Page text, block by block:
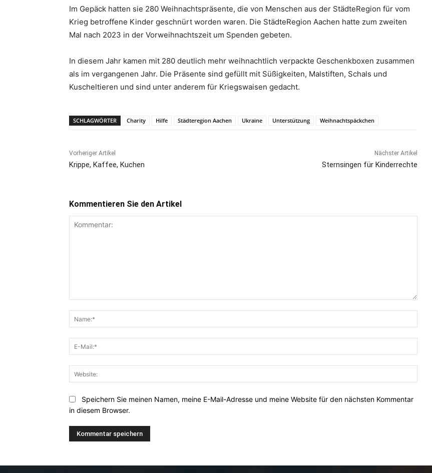
Im Gepäck hatten sie 280 Weihnachtspräsente, die von Menschen aus der StädteRegion für vom
Krieg betroffene Kinder geschnürt worden waren. Die StädteRegion Aachen hatte zum zweiten
Mal nach 2023 in der Vorweihnachtszeit um Spenden gebeten.
In diesem Jahr kamen mit 280 deutlich mehr weihnachtlich verpackte Geschenkboxen zusammen
als im vergangenen Jahr. Die Präsente sind gefüllt mit Süßigkeiten, Malstiften, Schals und
Kuscheltieren und sind unter anderem für Kriegswaisen gedacht.
SCHLAGWÖRTER Charity Hilfe Städteregion Aachen Ukraine Unterstützung Weihnachtspäckchen
Vorheriger Artikel
Krippe, Kaffee, Kuchen
Nächster Artikel
Sternsingen für Kinderrechte
Kommentieren Sie den Artikel
Mail:*
Speichern Sie meinen Namen, meine E-Mail-Adresse und meine Website für den nächsten Kommentar
in diesem Browser.